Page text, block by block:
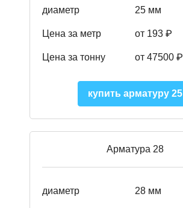
диаметр 25 мм
Цена за метр от 193 ₽
Цена за тонну от 47500 ₽
купить арматуру 25
Арматура 28
диаметр 28 мм